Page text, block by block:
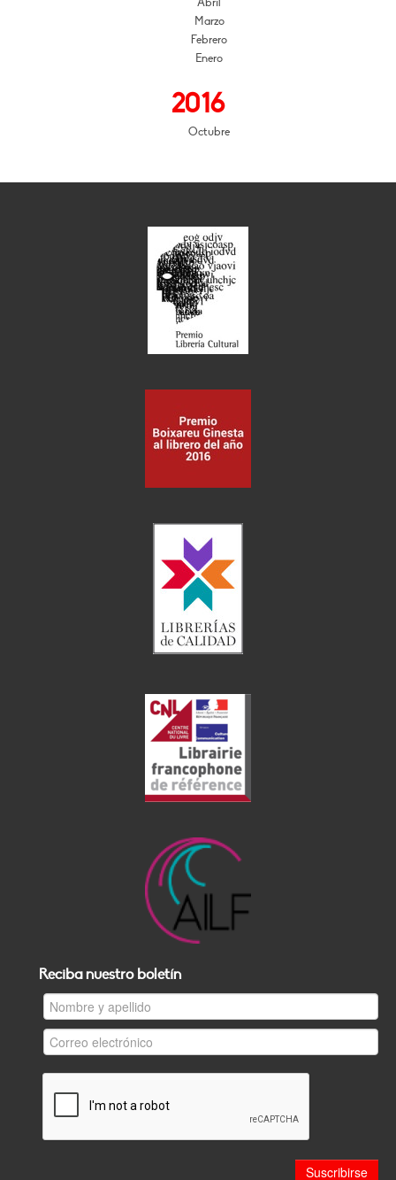
Marzo
Febrero
Enero
2016
Octubre
Reciba nuestro boletín